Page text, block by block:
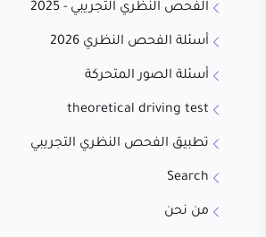
الفحص النظري التجريبي - 2025
أسئلة الفحص النظري 2026
أسئلة الصور المتحركة
theoretical driving test
تطبيق الفحص النظري التجريبي
Search
من نحن